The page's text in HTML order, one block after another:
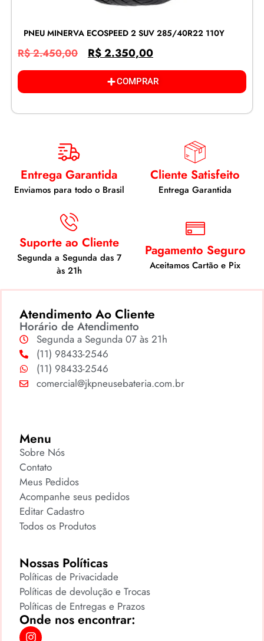
PNEU MINERVA ECOSPEED 2 SUV 285/40R22 110Y
R$2.450,00 R$2.350,00
COMPRAR
Entrega Garantida
Enviamos para todo o Brasil
Cliente Satisfeito
Entrega Garantida
Suporte ao Cliente
Segunda a Segunda das 7
às 21h
Pagamento Seguro
Aceitamos Cartão e Pix
Atendimento Ao Cliente
Horário de Atendimento
Segunda a Segunda 07 às 21h
(11) 98433-2546
(11) 98433-2546
comercial@jkpneusebateria.com.br
Menu
Sobre Nós
Contato
Meus Pedidos
Acompanhe seus pedidos
Editar Cadastro
Todos os Produtos
Nossas Políticas
Políticas de Privacidade
Políticas de devolução e Trocas
Políticas de Entregas e Prazos
Onde nos encontrar: